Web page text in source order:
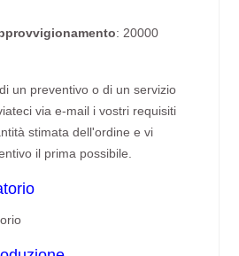
: 20000
un preventivo o di un servizio
via e-mail i vostri requisiti
stimata dell'ordine e vi
il prima possibile.